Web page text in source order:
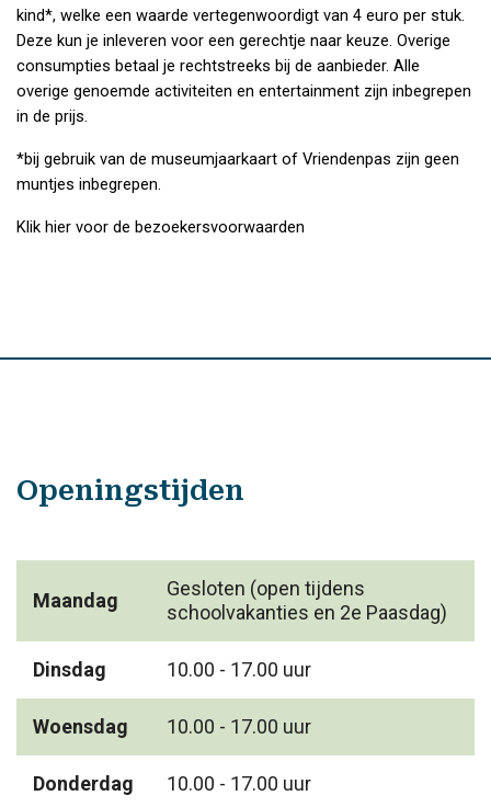
kind*, welke een waarde vertegenwoordigt van 4 euro per stuk.
Deze kun je inleveren voor een gerechtje naar keuze. Overige
consumpties betaal je rechtstreeks bij de aanbieder. Alle
overige genoemde activiteiten en entertainment zijn inbegrepen
in de prijs.
*bij gebruik van de museumjaarkaart of Vriendenpas zijn geen
muntjes inbegrepen.
Klik hier voor de bezoekersvoorwaarden
Openingstijden
Maandag
Gesloten (open tijdens
schoolvakanties en 2e Paasdag)
Dinsdag 10.00 - 17.00 uur
Woensdag 10.00 - 17.00 uur
Donderdag 10.00 - 17.00 uur